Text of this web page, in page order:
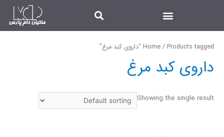
Home / Products tagged “داروی کبد مرغ”
داروی کبد مرغ
Showing the single result